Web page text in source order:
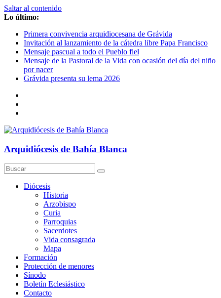
Saltar al contenido
Lo último:
Primera convivencia arquidiocesana de Grávida
Invitación al lanzamiento de la cátedra libre Papa Francisco
Mensaje pascual a todo el Pueblo fiel
Mensaje de la Pastoral de la Vida con ocasión del día del niño
por nacer
Grávida presenta su lema 2026
Arquidiócesis de Bahía Blanca
Diócesis
Historia
Arzobispo
Curia
Parroquias
Sacerdotes
Vida consagrada
Mapa
Formación
Protección de menores
Sínodo
Boletín Eclesiástico
Contacto